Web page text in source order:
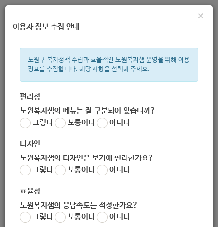
주간 인기검색어
한눈으로 보는 복지 정보
×
이용자 정보 수집 안내
노원구 복지정책 수립과 효율적인 노원복지샘 운영을 위해 이용
정보를 수집합니다. 해당 사항을 선택해 주세요.
편리성
노원복지샘의 메뉴는 잘 구분되어 있습니까?
그렇다
보통이다 아니다
디자인
노원복지샘의 디자인은 보기에 편리한가요?
그렇다
보통이다 아니다
효율성
노원복지샘의 응답속도는 적정한가요?
그렇다
보통이다 아니다
노원구청 평생학습과
담당 복지 서비스